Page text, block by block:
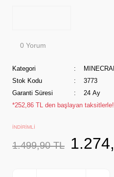
0 Yorum
Kategori
Stok Kodu
3773
Garanti Süresi
24 Ay
*252,86 TL den başlayan taksitlerle!
İNDİRİMLİ
1.499,90 TL